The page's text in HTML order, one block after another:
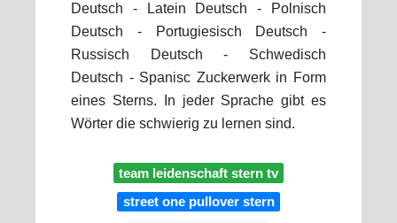
Deutsch - Latein Deutsch - Polnisch
Deutsch - Portugiesisch Deutsch -
Russisch Deutsch - Schwedisch
Deutsch - Spanisc Zuckerwerk in Form
eines Sterns. In jeder Sprache gibt es
Wörter die schwierig zu lernen sind.
team leidenschaft stern tv
street one pullover stern